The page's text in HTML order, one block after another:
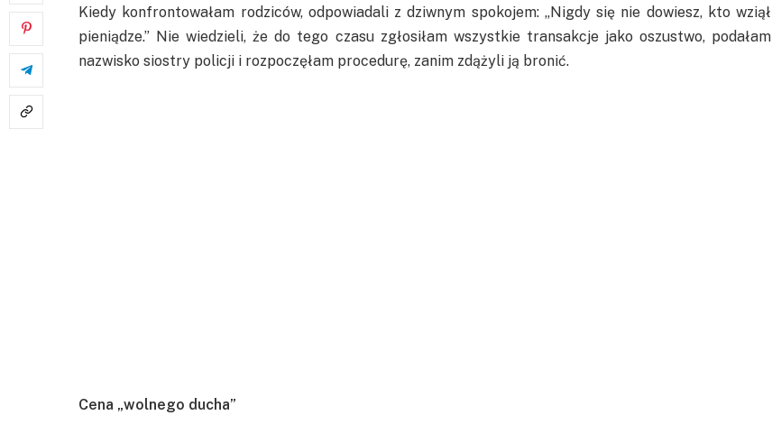
Kiedy konfrontowałam rodziców, odpowiadali z dziwnym spokojem: „Nigdy się nie dowiesz, kto wziął
pieniądze.” Nie wiedzieli, że do tego czasu zgłosiłam wszystkie transakcje jako oszustwo, podałam
nazwisko siostry policji i rozpoczęłam procedurę, zanim zdążyli ją bronić.
Cena „wolnego ducha”